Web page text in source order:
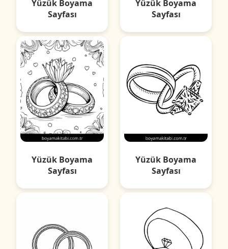
Yüzük Boyama
Sayfası
Yüzük Boyama
Sayfası
Yüzük Boyama
Sayfası
Yüzük Boyama
Sayfası